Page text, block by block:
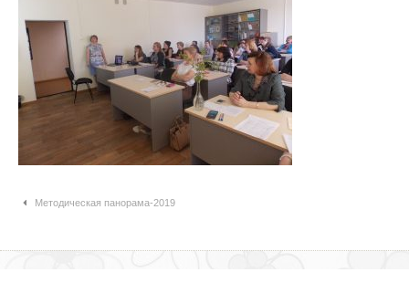
Навигация по статьям
Методическая панорама-2019